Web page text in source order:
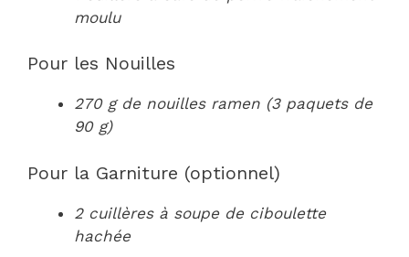
moulu
Pour les Nouilles
270 g de nouilles ramen (3 paquets de
90 g)
Pour la Garniture (optionnel)
2 cuillères à soupe de ciboulette
hachée